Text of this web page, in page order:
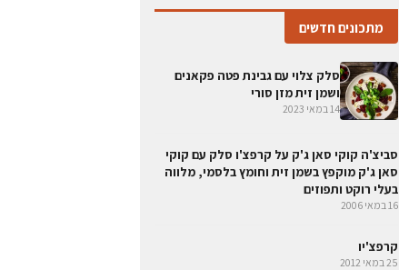
מתכונים חדשים
סלק צלוי עם גבינת פטה פקאנים
ושמן זית מזן סורי
14 במאי 2023
סביצ'ה קוקי סאן ג'ק על קרפצ'ו סלק עם קוקי
סאן ג'ק מוקפץ בשמן זית וחומץ בלסמי, מלווה
בעלי רוקט ותפוזים
16 במאי 2006
קרפצ'יו
25 במאי 2012